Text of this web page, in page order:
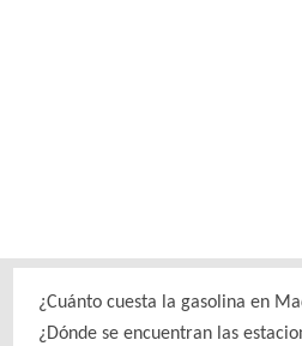
¿Cuánto cuesta la gasolina en
¿Dónde se encuentran las